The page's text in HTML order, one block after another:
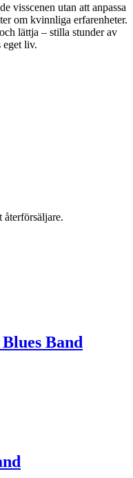
visscenen utan att anpassa
om kvinnliga erfarenheter.
lättja – stilla stunder av
eget liv.
Band